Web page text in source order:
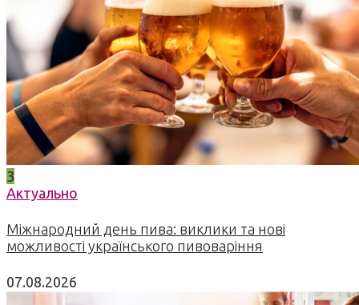
3
Актуально
Міжнародний день пива: виклики та нові
можливості українського пивоваріння
07.08.2026